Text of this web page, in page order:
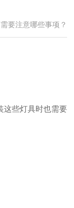
要注意哪些事项？
这些灯具时也需要